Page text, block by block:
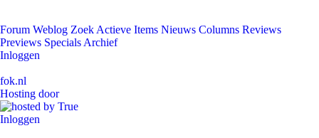
Forum Weblog Zoek Actieve Items Nieuws Columns Reviews
Previews Specials Archief
Inloggen
fok.nl
Hosting door
Inloggen